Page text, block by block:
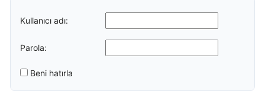
Kullanıcı adı:
Parola:
Beni hatırla